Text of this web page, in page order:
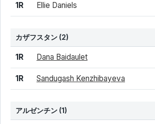
1R Ellie Daniels
カザフスタン (2)
結果 シード 選手名
1R Dana Baidaulet
1R Sandugash Kenzhibayeva
アルゼンチン (1)